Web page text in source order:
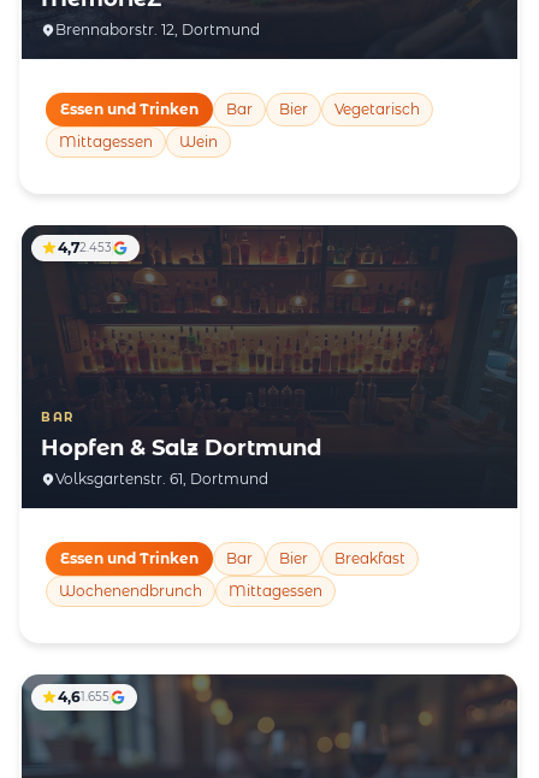
Brennaborstr. 12, Dortmund
Essen und Trinken Bar Bier
Vegetarisch
Mittagessen
Wein
BAR
Hopfen & Salz Dortmund
Volksgartenstr. 61, Dortmund
4,72.453
Essen und Trinken Bar Bier
Breakfast
Wochenendbrunch
Mittagessen
4,61.655